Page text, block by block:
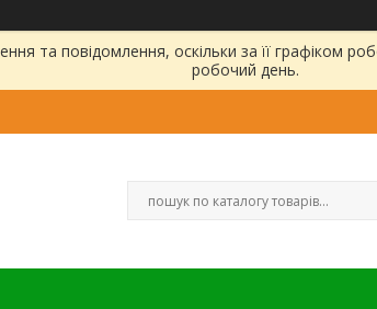
та повідомлення, оскільки за її графіком
робочий день.